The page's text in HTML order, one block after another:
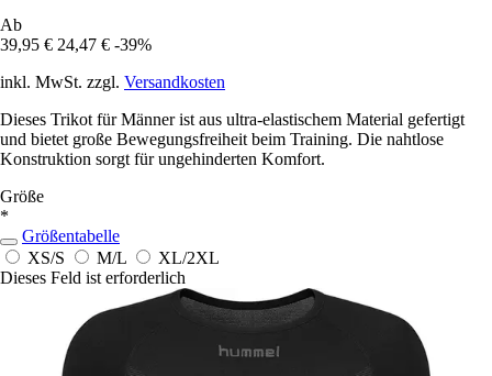
Ab
39,95 € 24,47 € -39%
inkl. MwSt. zzgl. Versandkosten
Dieses Trikot für Männer ist aus ultra-elastischem Material gefertigt
und bietet große Bewegungsfreiheit beim Training. Die nahtlose
Konstruktion sorgt für ungehinderten Komfort.
Größe
*
Größentabelle
XS/S
M/L
XL/2XL
Dieses Feld ist erforderlich